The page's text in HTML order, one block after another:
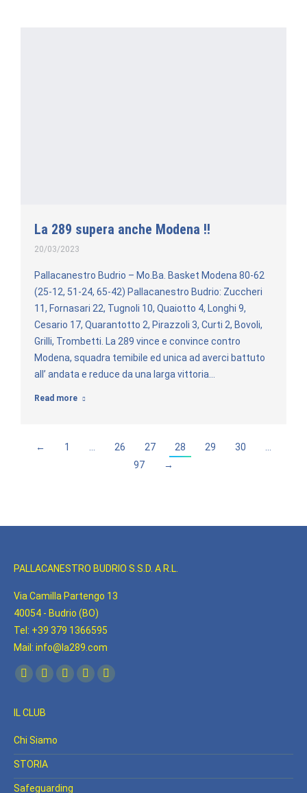
La 289 supera anche Modena !!
20/03/2023
Pallacanestro Budrio – Mo.Ba. Basket Modena 80-62
(25-12, 51-24, 65-42) Pallacanestro Budrio: Zuccheri
11, Fornasari 22, Tugnoli 10, Quaiotto 4, Longhi 9,
Cesario 17, Quarantotto 2, Pirazzoli 3, Curti 2, Bovoli,
Grilli, Trombetti. La 289 vince e convince contro
Modena, squadra temibile ed unica ad averci battuto
all’ andata e reduce da una larga vittoria…
Read more
← 1 26 27 28 29 30
97
→
PALLACANESTRO BUDRIO S.S.D. A R.L.
Via Camilla Partengo 13
40054 - Budrio (BO)
Tel: +39 379 1366595
Mail: info@la289.com
Find us on:
Facebook
opens
in
new
window
YouTube
opens
new
window
Linkedin
new
Instagram
new
Whatsapp
new
IL CLUB
Chi Siamo
STORIA
Safeguarding